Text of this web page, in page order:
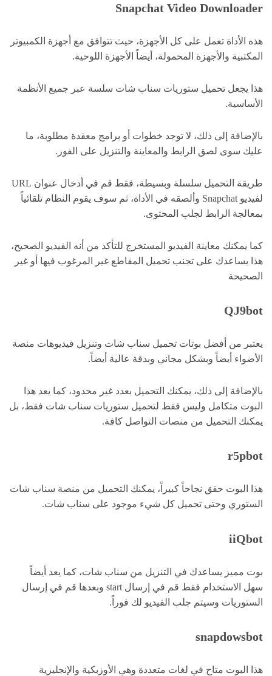
Snapchat Video Downloader
هذه الأداة تعمل على كل الأجهزة، حيث تتوافق مع أجهزة الكمبيوتر
المكتبية والأجهزة المحمولة، أيضاً الأجهزة اللوحية.
هذا يجعل تحميل ستوريات سناب شات سلسة عبر جميع الأنظمة
الأساسية.
بالإضافة إلى ذلك، لا توجد خطوات أو برامج معقدة مطلوبة، ما
عليك سوى لصق الرابط والمعاينة والتنزيل على الفور.
طريقة التحميل سلسلة وبسيطة، فقط قم في أدخال عنوان URL
لفيديو Snapchat وألصقه في الأداة، ثم سوف يقوم النظام تلقائياً
بمعالجة الرابط لجلب المحتوى.
كما يمكنك معاينة الفيديو المستخرج للتأكد من أنه الفيديو الصحيح،
هذا يساعدك على تجنب تحميل المقاطع غير المرغوب فيها أو غير
الصحيحة
QJ9bot
يعتبر من أفضل بوتات تحميل سناب شات وتنزيل فيديوهات منصة
الأضواء أيضاً وبشكل مجاني وبدقة عالية أيضاً.
بالإضافة إلى ذلك، يمكنك التحميل بعدد غير محدود، كما يعد هذا
البوت متكامل وليس فقط لتحميل ستوريات سناب شات فقط، بل
يمكنك التحميل من منصات التواصل كافة.
r5pbot
هذا البوت حقق نجاحاً كبيراً، يمكنك التحميل من منصة سناب شات
الستوري وحتى تحميل كل شيء موجود على سناب شات.
iiQbot
بوت مميز يساعدك في التنزيل من سناب شات، كما يعد أيضاً
سهل الاستخدام فقط قم في إرسال start وبعدها قم في إرسال
الستوريات وسيتم جلب الفيديو لك فوراً.
snapdowsbot
هذا البوت متاح في لغات متعددة وهي الأوزبكية والإنجليزية